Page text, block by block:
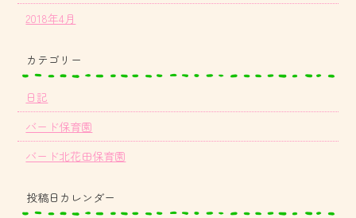
2018年4月
カテゴリー
日記
バード保育園
バード北花田保育園
投稿日カレンダー